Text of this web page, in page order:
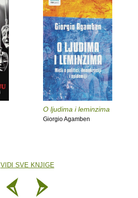
O ljudima i leminzima
Giorgio Agamben
VIDI SVE KNJIGE